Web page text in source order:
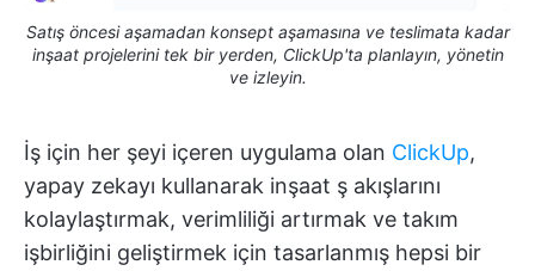
Satış öncesi aşamadan konsept aşamasına ve teslimata kadar
inşaat projelerini tek bir yerden, ClickUp'ta planlayın, yönetin
ve izleyin.
İş için her şeyi içeren uygulama olan ClickUp,
yapay zekayı kullanarak inşaat ş akışlarını
kolaylaştırmak, verimliliği artırmak ve takım
işbirliğini geliştirmek için tasarlanmış hepsi bir